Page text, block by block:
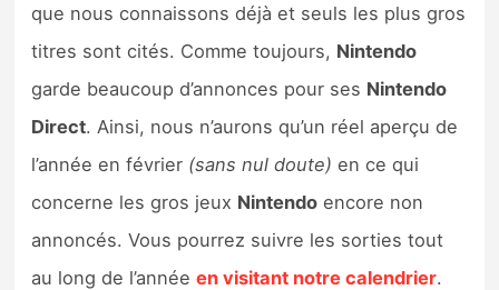
que nous connaissons déjà et seuls les plus gros
titres sont cités. Comme toujours, Nintendo
garde beaucoup d’annonces pour ses Nintendo
Direct. Ainsi, nous n’aurons qu’un réel aperçu de
l’année en février (sans nul doute) en ce qui
concerne les gros jeux Nintendo encore non
annoncés. Vous pourrez suivre les sorties tout
au long de l’annéeen visitant notre calendrier.